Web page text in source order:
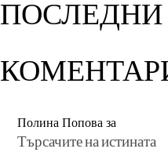
ПОСЛЕДНИ
Полина Поповаза
Търсачите на истината